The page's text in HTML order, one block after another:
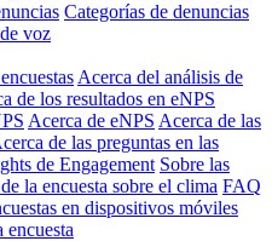
Categorías de denuncias
voz
Acerca del análisis de
de los resultados en eNPS
Acerca de eNPS Acerca de las
de las preguntas en las
de Engagement Sobre las
la encuesta sobre el clima FAQ
en dispositivos móviles
encuesta